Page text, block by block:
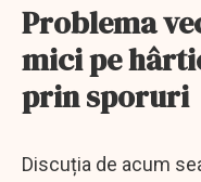
Problema
mici pe
prin sporuri
Discuția de acum